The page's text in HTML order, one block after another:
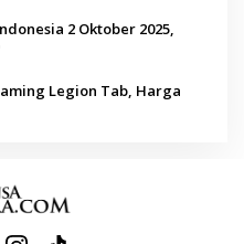
2 Oktober 2025,
Legion Tab, Harga